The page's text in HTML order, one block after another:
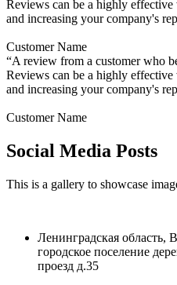
Reviews can be a highly
and increasing your company's
Customer Name
“A review from a customer who
Reviews can be a highly
and increasing your company's
Customer Name
Social Media Posts
This is a gallery to showcase
Ленинградская область,
городское поселение
проезд д.35